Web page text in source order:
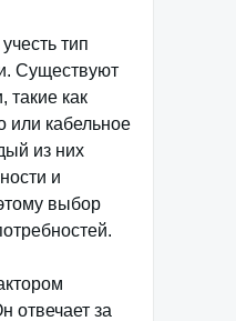
тип
Существуют
такие как
или кабельное
из них
и
выбор
отвечает за